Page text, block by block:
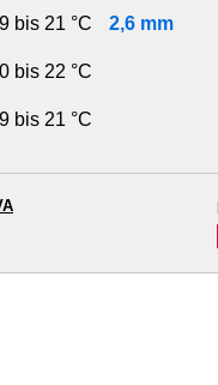
bis 21 °C 2,6 mm
bis 22 °C
bis 21 °C